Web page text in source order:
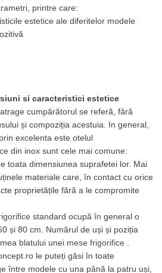
discuri
carne
Masina
printre care:
estetice ale diferitelor modele
si caracteristici estetice
cumpărătorul se referă, fără
și compoziția acestuia. In general,
excelenta este otelul
din inox sunt cele mai comune:
toata dimensiunea suprafetei lor. Mai
materiale care, în contact cu orice
proprietățile fără a le compromite
standard ocupă în general o
și 80 cm. Numărul de uși și poziția
blatului unei mese frigorifice
le puteți găsi în toate
între modele cu una până la patru uși,